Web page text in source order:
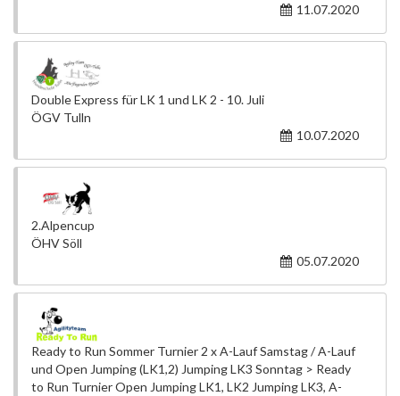
11.07.2020
Double Express für LK 1 und LK 2 - 10. Juli
ÖGV Tulln
10.07.2020
2.Alpencup
ÖHV Söll
05.07.2020
Ready to Run Sommer Turnier 2 x A-Lauf Samstag / A-Lauf
und Open Jumping (LK1,2) Jumping LK3 Sonntag > Ready
to Run Turnier Open Jumping LK1, LK2 Jumping LK3, A-